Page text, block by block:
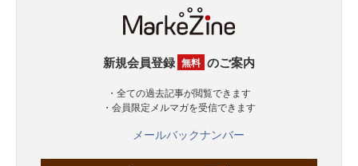
新規会員登録 無料 のご案内
・全ての過去記事が閲覧できます
・会員限定メルマガを受信できます
メールバックナンバー